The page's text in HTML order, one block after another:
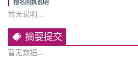
报名回执说明
暂无说明...
摘要提交
暂无数据...